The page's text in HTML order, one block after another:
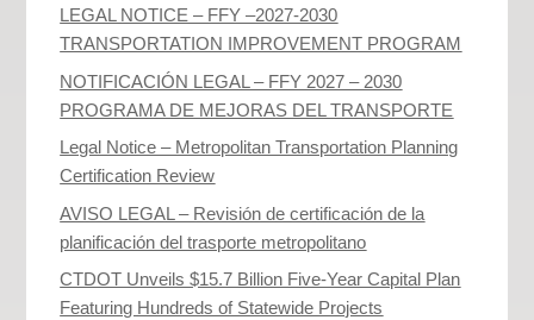
LEGAL NOTICE – FFY –2027-2030
TRANSPORTATION IMPROVEMENT PROGRAM
NOTIFICACIÓN LEGAL – FFY 2027 – 2030
PROGRAMA DE MEJORAS DEL TRANSPORTE
Legal Notice – Metropolitan Transportation Planning
Certification Review
AVISO LEGAL – Revisión de certificación de la
planificación del trasporte metropolitano
CTDOT Unveils $15.7 Billion Five-Year Capital Plan
Featuring Hundreds of Statewide Projects